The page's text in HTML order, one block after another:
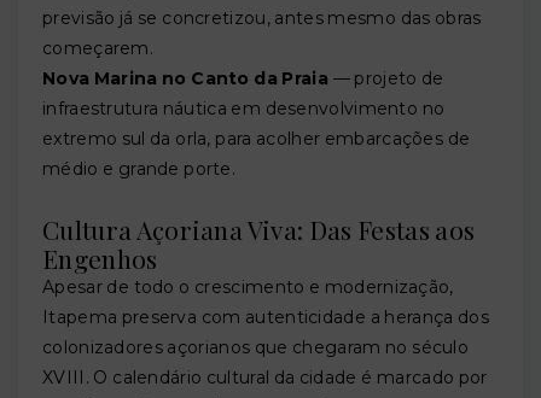
previsão já se concretizou, antes mesmo das obras
começarem.
Nova Marina no Canto da Praia — projeto de
infraestrutura náutica em desenvolvimento no
extremo sul da orla, para acolher embarcações de
médio e grande porte.
Cultura Açoriana Viva: Das Festas aos
Engenhos
Apesar de todo o crescimento e modernização,
Itapema preserva com autenticidade a herança dos
colonizadores açorianos que chegaram no século
XVIII. O calendário cultural da cidade é marcado por